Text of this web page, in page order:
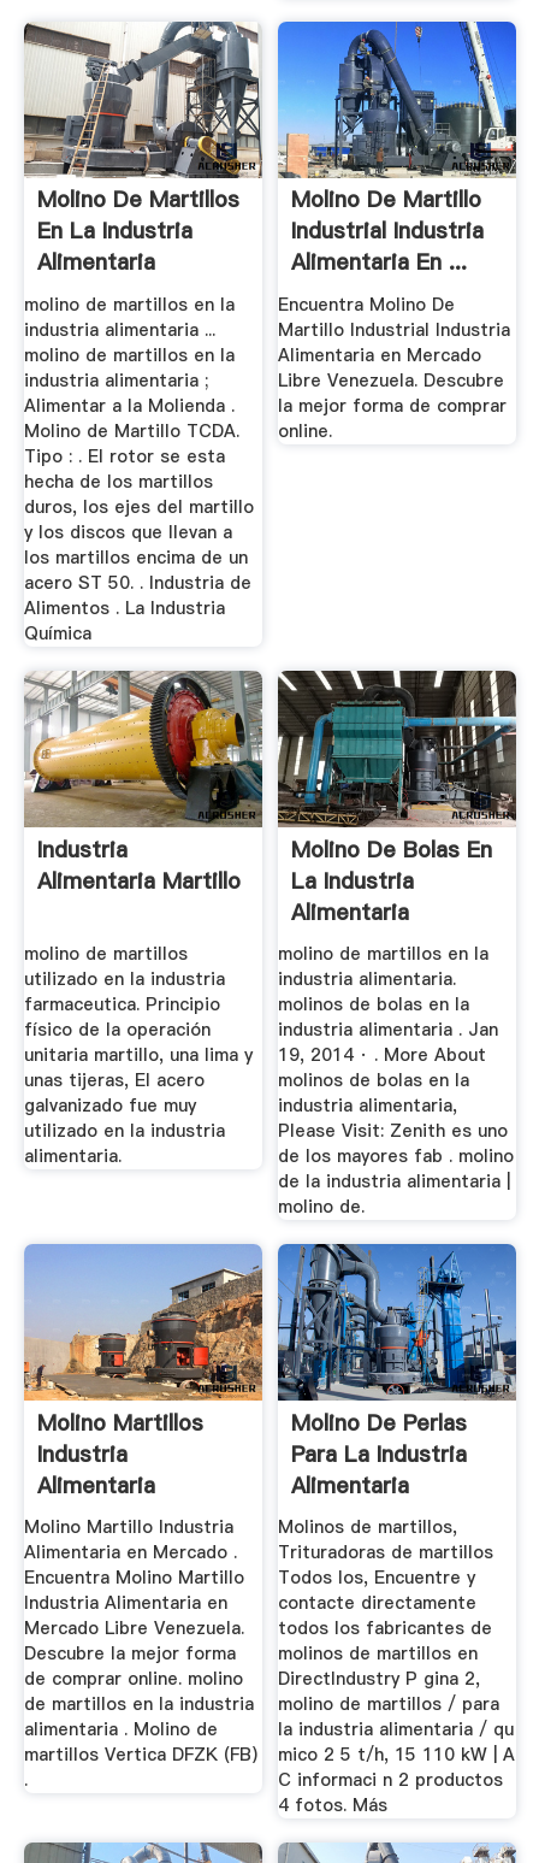
Molino De Martillos
En La Industria
Alimentaria
molino de martillos en la
industria alimentaria ...
molino de martillos en la
industria alimentaria ;
Alimentar a la Molienda .
Molino de Martillo TCDA.
Tipo : . El rotor se esta
hecha de los martillos
duros, los ejes del martillo
y los discos que llevan a
los martillos encima de un
acero ST 50. . Industria de
Alimentos . La Industria
Química
Molino De Martillo
Industrial Industria
Alimentaria En ...
Encuentra Molino De
Martillo Industrial Industria
Alimentaria en Mercado
Libre Venezuela. Descubre
la mejor forma de comprar
online.
Industria
Alimentaria Martillo
molino de martillos
utilizado en la industria
farmaceutica. Principio
físico de la operación
unitaria martillo, una lima y
unas tijeras, El acero
galvanizado fue muy
utilizado en la industria
alimentaria.
Molino De Bolas En
La Industria
Alimentaria
molino de martillos en la
industria alimentaria.
molinos de bolas en la
industria alimentaria . Jan
19, 2014 · . More About
molinos de bolas en la
industria alimentaria,
Please Visit: Zenith es uno
de los mayores fab . molino
de la industria alimentaria |
molino de.
Molino Martillos
Industria
Alimentaria
Molino Martillo Industria
Alimentaria en Mercado .
Encuentra Molino Martillo
Industria Alimentaria en
Mercado Libre Venezuela.
Descubre la mejor forma
de comprar online. molino
de martillos en la industria
alimentaria . Molino de
martillos Vertica DFZK (FB)
.
Molino De Perlas
Para La Industria
Alimentaria
Molinos de martillos,
Trituradoras de martillos
Todos los, Encuentre y
contacte directamente
todos los fabricantes de
molinos de martillos en
DirectIndustry P gina 2,
molino de martillos / para
la industria alimentaria / qu
mico 2 5 t/h, 15 110 kW | A
C informaci n 2 productos
4 fotos. Más